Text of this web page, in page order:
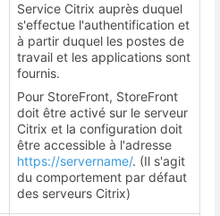
Service Citrix auprès duquel
s'effectue l'authentification et
à partir duquel les postes de
travail et les applications sont
fournis.
Pour StoreFront, StoreFront
doit être activé sur le serveur
Citrix et la configuration doit
être accessible à l'adresse
https://servername/. (Il s'agit
du comportement par défaut
des serveurs Citrix)